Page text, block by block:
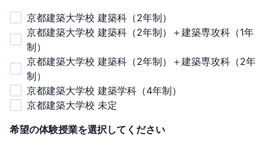
京都建築大学校 建築科（2年制）
京都建築大学校 建築科（2年制）＋建築専攻科（1年
制）
京都建築大学校 建築科（2年制）＋建築専攻科（2年
制）
京都建築大学校 建築学科（4年制）
京都建築大学校 未定
希望の体験授業を選択してください